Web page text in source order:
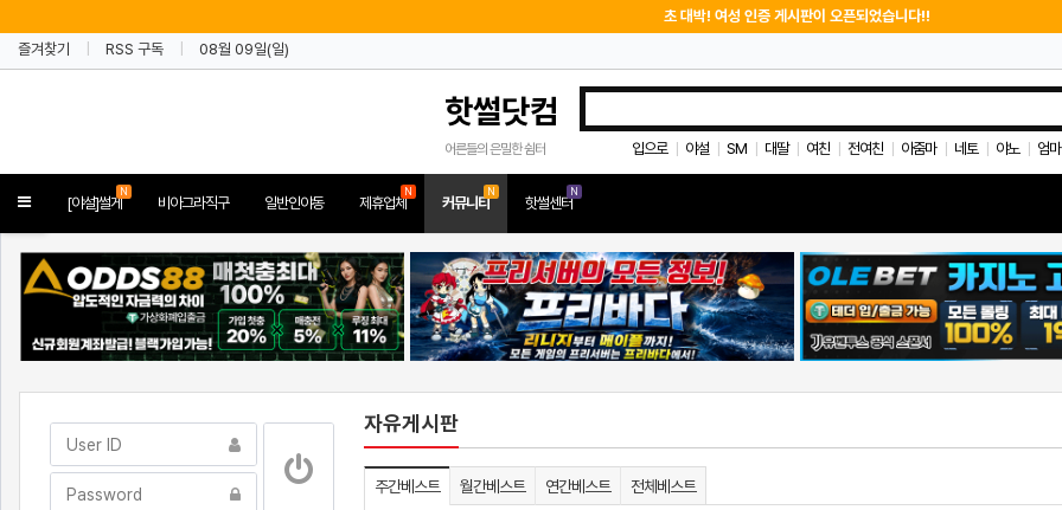
초 대박! 여성 인증 게시판이 오픈되었습니다!!
즐겨찾기
RSS 구독 08월 09일(일)
핫썰닷컴
어른들의 은밀한 쉼터 입으로 야설 SM 대딸 여친 전여친 아줌마 네토 야노 엄마
Toggle[야설]썰게
N
비아그라직구 일반인야동 제휴업체
N
커뮤니티
N
핫썰센터
N
자유게시판
주간베스트 월간베스트 연간베스트 전체베스트